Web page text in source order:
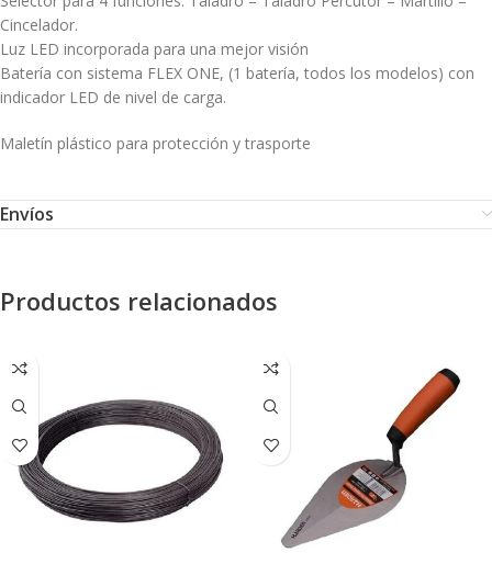
Cincelador.
Luz LED incorporada para una mejor visión
Batería con sistema FLEX ONE, (1 batería, todos los modelos) con
indicador LED de nivel de carga.
Maletín plástico para protección y trasporte
Envíos
Productos relacionados